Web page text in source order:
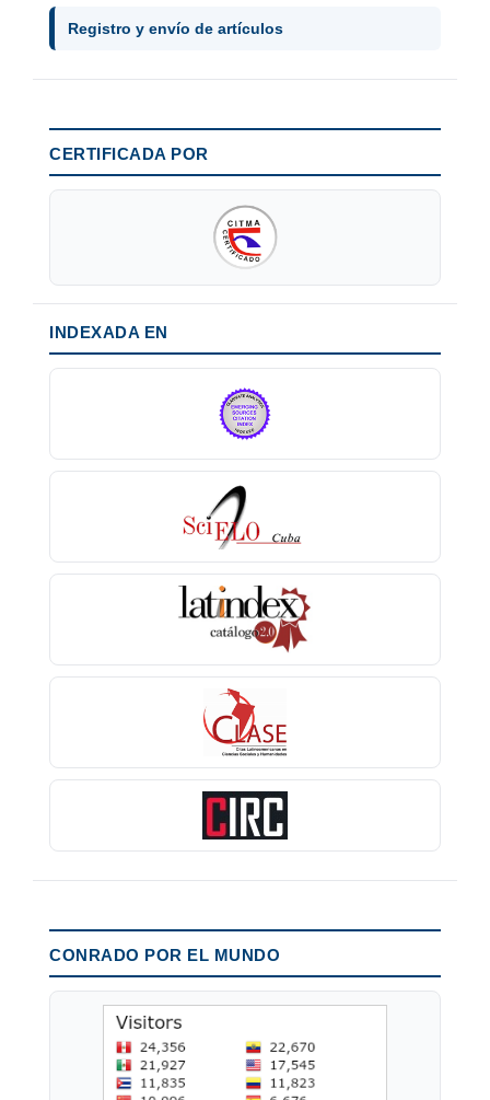
Registro y envío de artículos
CERTIFICADA POR
INDEXADA EN
CONRADO POR EL MUNDO